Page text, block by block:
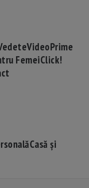
VideoPrime
FemeiClick!
Casă și